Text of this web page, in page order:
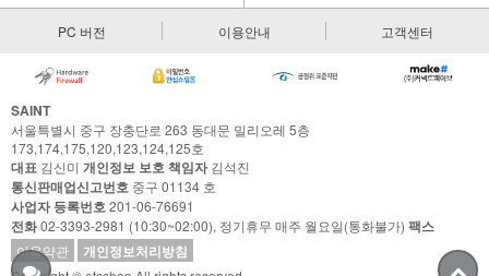
PC 버전 이용안내 고객센터
SAINT
서울특별시 중구 장충단로 263 동대문 밀리오레 5층
173,174,175,120,123,124,125호
대표 김신미 개인정보 보호 책임자김석진
통신판매업신고번호 중구 01134 호
사업자 등록번호201-06-76691
전화02-3393-2981 (10:30~02:00), 정기휴무 매주 월요일(통화불가) 팩스
이용약관 개인정보처리방침